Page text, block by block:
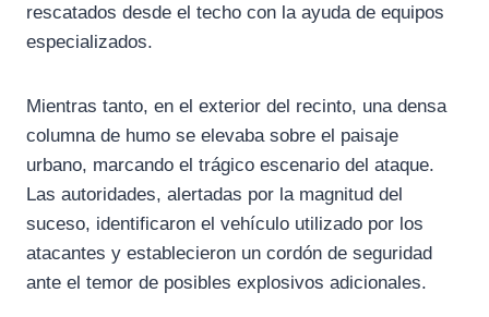
rescatados desde el techo con la ayuda de equipos
especializados.
Mientras tanto, en el exterior del recinto, una densa
columna de humo se elevaba sobre el paisaje
urbano, marcando el trágico escenario del ataque.
Las autoridades, alertadas por la magnitud del
suceso, identificaron el vehículo utilizado por los
atacantes y establecieron un cordón de seguridad
ante el temor de posibles explosivos adicionales.